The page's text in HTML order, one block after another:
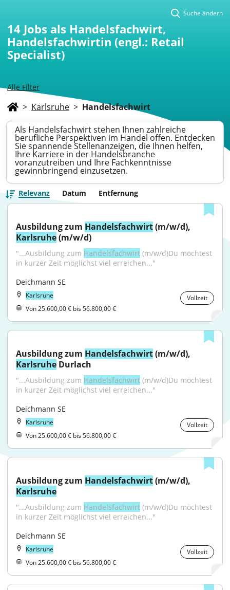
Alle Filter
Suche ändern
14 Jobs als Handelsfachwirt,
Handelsfachwirtin (engl.: Retail
Specialist)
> Karlsruhe > Handelsfachwirt
Als Handelsfachwirt stehen Ihnen zahlreiche
berufliche Perspektiven im Handel offen. Entdecken
Sie spannende Stellenanzeigen, die Ihnen helfen,
Ihre Karriere in der Handelsbranche
voranzutreiben und Ihre Fachkenntnisse
gewinnbringend einzusetzen.
Relevanz Datum Entfernung
Ausbildung zum Handelsfachwirt
Karlsruhe (m/w/d)
"...Ausbildung zum Handelsfachwirt (m/w/d)Du möchtest
in kurzer Zeit möglichst viel erreichen..."
Deichmann SE
Karlsruhe
Vollzeit
Von 25.600,00 € bis 56.800,00 €
Ausbildung zum Handelsfachwirt
Karlsruhe Durlach
"...Ausbildung zum Handelsfachwirt (m/w/d)Du möchtest
in kurzer Zeit möglichst viel erreichen..."
Deichmann SE
Karlsruhe
Vollzeit
Von 25.600,00 € bis 56.800,00 €
Ausbildung zum Handelsfachwirt
Karlsruhe
"...Ausbildung zum Handelsfachwirt (m/w/d)Du möchtest
in kurzer Zeit möglichst viel erreichen..."
Deichmann SE
Karlsruhe
Vollzeit
Von 25.600,00 € bis 56.800,00 €